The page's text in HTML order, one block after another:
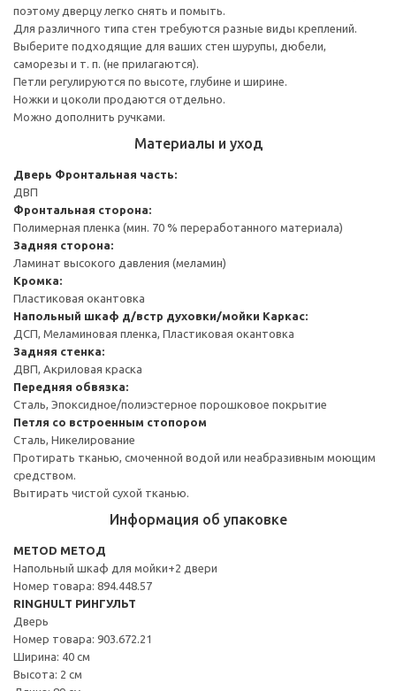
поэтому дверцу легко снять и помыть.
Для различного типа стен требуются разные виды креплений.
Выберите подходящие для ваших стен шурупы, дюбели,
саморезы и т. п. (не прилагаются).
Петли регулируются по высоте, глубине и ширине.
Ножки и цоколи продаются отдельно.
Можно дополнить ручками.
Материалы и уход
Дверь Фронтальная часть:
ДВП
Фронтальная сторона:
Полимерная пленка (мин. 70 % переработанного материала)
Задняя сторона:
Ламинат высокого давления (меламин)
Кромка:
Пластиковая окантовка
Напольный шкаф д/встр духовки/мойки Каркас:
ДСП, Меламиновая пленка, Пластиковая окантовка
Задняя стенка:
ДВП, Акриловая краска
Передняя обвязка:
Сталь, Эпоксидное/полиэстерное порошковое покрытие
Петля со встроенным стопором
Сталь, Никелирование
Протирать тканью, смоченной водой или неабразивным моющим
средством.
Вытирать чистой сухой тканью.
Информация об упаковке
METOD МЕТОД
Напольный шкаф для мойки+2 двери
Номер товара: 894.448.57
RINGHULT РИНГУЛЬТ
Дверь
Номер товара: 903.672.21
Ширина: 40 см
Высота: 2 см